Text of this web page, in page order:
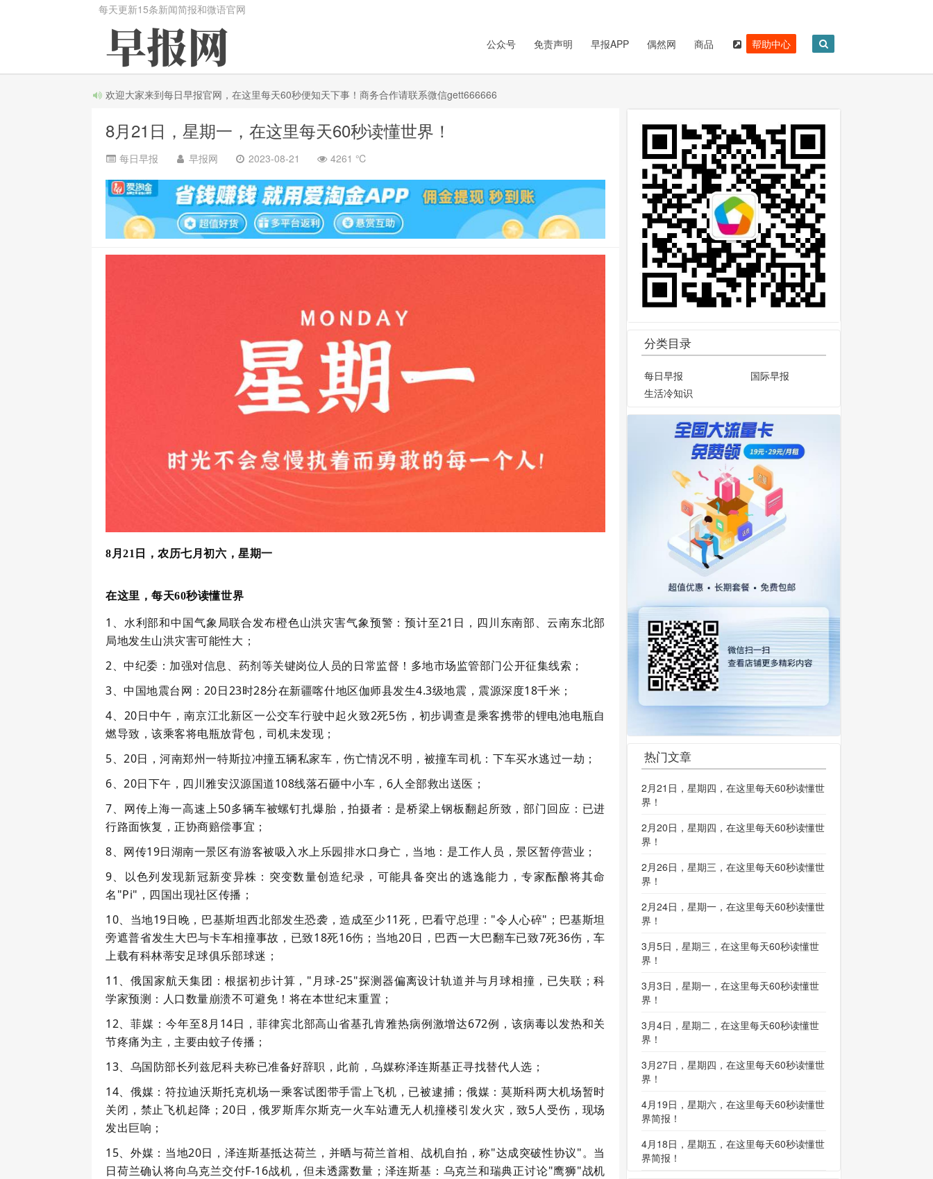
每天更新15条新闻简报和微语官网
公众号 免责声明 早报APP 偶然网 商品 帮助中心
欢迎大家来到每日早报官网，在这里每天60秒便知天下事！商务合作请联系微信gett666666
8月21日，星期一，在这里每天60秒读懂世界！
每日早报 早报网 2023-08-21 4261 ℃
8月21日，农历七月初六，星期一
在这里，每天60秒读懂世界
1、水利部和中国气象局联合发布橙色山洪灾害气象预警：预计至21日，四川东南部、云南东北部
局地发生山洪灾害可能性大；
2、中纪委：加强对信息、药剂等关键岗位人员的日常监督！多地市场监管部门公开征集线索；
3、中国地震台网：20日23时28分在新疆喀什地区伽师县发生4.3级地震，震源深度18千米；
4、20日中午，南京江北新区一公交车行驶中起火致2死5伤，初步调查是乘客携带的锂电池电瓶自
燃导致，该乘客将电瓶放背包，司机未发现；
5、20日，河南郑州一特斯拉冲撞五辆私家车，伤亡情况不明，被撞车司机：下车买水逃过一劫；
6、20日下午，四川雅安汉源国道108线落石砸中小车，6人全部救出送医；
7、网传上海一高速上50多辆车被螺钉扎爆胎，拍摄者：是桥梁上钢板翻起所致，部门回应：已进
行路面恢复，正协商赔偿事宜；
8、网传19日湖南一景区有游客被吸入水上乐园排水口身亡，当地：是工作人员，景区暂停营业；
9、以色列发现新冠新变异株：突变数量创造纪录，可能具备突出的逃逸能力，专家酝酿将其命
名"Pi"，四国出现社区传播；
10、当地19日晚，巴基斯坦西北部发生恐袭，造成至少11死，巴看守总理："令人心碎"；巴基斯坦
旁遮普省发生大巴与卡车相撞事故，已致18死16伤；当地20日，巴西一大巴翻车已致7死36伤，车
上载有科林蒂安足球俱乐部球迷；
11、俄国家航天集团：根据初步计算，"月球-25"探测器偏离设计轨道并与月球相撞，已失联；科
学家预测：人口数量崩溃不可避免！将在本世纪末重置；
12、菲媒：今年至8月14日，菲律宾北部高山省基孔肯雅热病例激增达672例，该病毒以发热和关
节疼痛为主，主要由蚊子传播；
13、乌国防部长列兹尼科夫称已准备好辞职，此前，乌媒称泽连斯基正寻找替代人选；
14、俄媒：符拉迪沃斯托克机场一乘客试图带手雷上飞机，已被逮捕；俄媒：莫斯科两大机场暂时
关闭，禁止飞机起降；20日，俄罗斯库尔斯克一火车站遭无人机撞楼引发火灾，致5人受伤，现场
发出巨响；
15、外媒：当地20日，泽连斯基抵达荷兰，并晒与荷兰首相、战机自拍，称"达成突破性协议"。当
日荷兰确认将向乌克兰交付F-16战机，但未透露数量；泽连斯基：乌克兰和瑞典正讨论"鹰狮"战机
分类目录
每日早报
国际早报
生活冷知识
热门文章
2月21日，星期四，在这里每天60秒读懂世
界！
2月20日，星期四，在这里每天60秒读懂世
界！
2月26日，星期三，在这里每天60秒读懂世
界！
2月24日，星期一，在这里每天60秒读懂世
界！
3月5日，星期三，在这里每天60秒读懂世
界！
3月3日，星期一，在这里每天60秒读懂世
界！
3月4日，星期二，在这里每天60秒读懂世
界！
3月27日，星期四，在这里每天60秒读懂世
界！
4月19日，星期六，在这里每天60秒读懂世
界简报！
4月18日，星期五，在这里每天60秒读懂世
界简报！